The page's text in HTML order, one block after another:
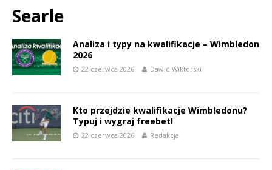
Searle
Analiza i typy na kwalifikacje – Wimbledon
2026
22 czerwca 2026 Dawid Wiktorski
Kto przejdzie kwalifikacje Wimbledonu?
Typuj i wygraj freebet!
22 czerwca 2026 Redakcja